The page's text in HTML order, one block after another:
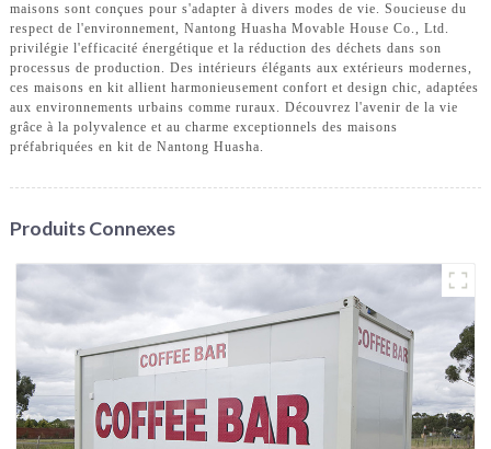
maisons sont conçues pour s'adapter à divers modes de vie. Soucieuse du
respect de l'environnement, Nantong Huasha Movable House Co., Ltd.
privilégie l'efficacité énergétique et la réduction des déchets dans son
processus de production. Des intérieurs élégants aux extérieurs modernes,
ces maisons en kit allient harmonieusement confort et design chic, adaptées
aux environnements urbains comme ruraux. Découvrez l'avenir de la vie
grâce à la polyvalence et au charme exceptionnels des maisons
préfabriquées en kit de Nantong Huasha.
Produits Connexes